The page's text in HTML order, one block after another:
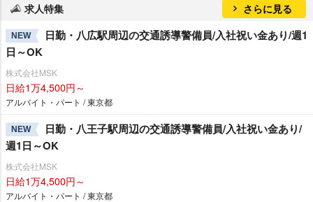
求人特集 さらに見る
NEW
日勤・八広駅周辺の交通誘導警備員/入社祝い金あり/週1
日～OK
株式会社MSK
日給1万4,500円～
アルバイト・パート / 東京都
NEW
日勤・八王子駅周辺の交通誘導警備員/入社祝い金あり/
週1日～OK
株式会社MSK
日給1万4,500円～
アルバイト・パート / 東京都